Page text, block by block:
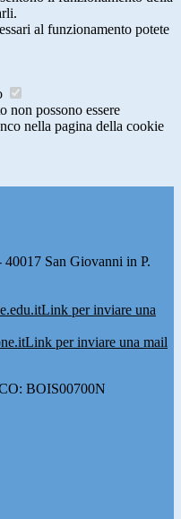
al funzionamento potete
non possono essere
nella pagina della cookie
San Giovanni in P.
Link per inviare una
Link per inviare una mail
BOIS00700N